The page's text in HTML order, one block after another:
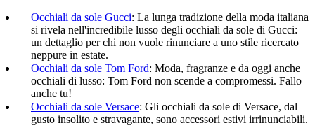
Occhiali da sole Gucci: La lunga tradizione della moda italiana
si rivela nell'incredibile lusso degli occhiali da sole di Gucci:
un dettaglio per chi non vuole rinunciare a uno stile ricercato
neppure in estate.
Occhiali da sole Tom Ford: Moda, fragranze e da oggi anche
occhiali di lusso: Tom Ford non scende a compromessi. Fallo
anche tu!
Occhiali da sole Versace: Gli occhiali da sole di Versace, dal
gusto insolito e stravagante, sono accessori estivi irrinunciabili.